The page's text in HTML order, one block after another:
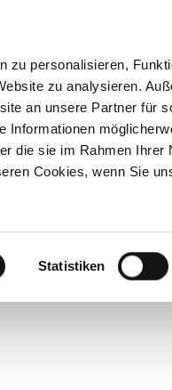
zu personalisieren,
zu analysieren.
an unsere Partner für
Informationen
die sie im Rahmen Ihrer
Cookies, wenn Sie
Statistiken